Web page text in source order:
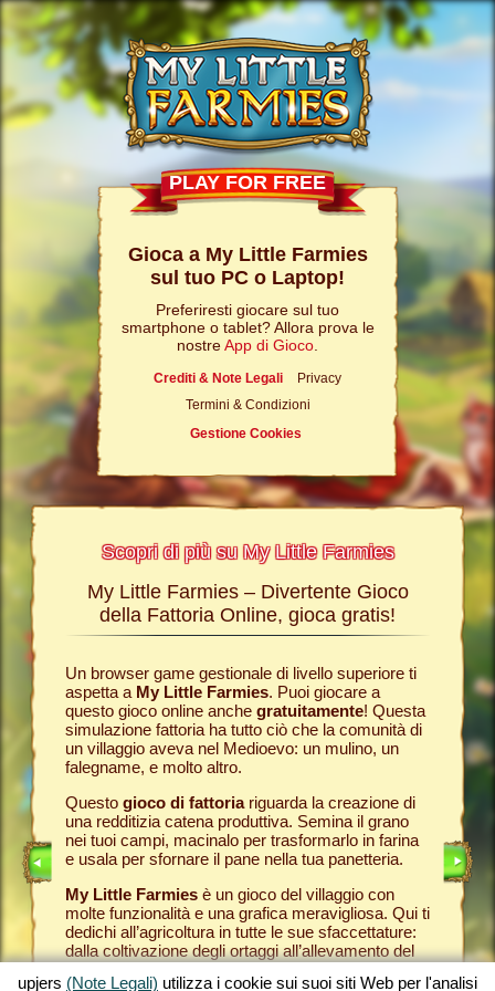
PLAY FOR FREE
Gioca a My Little Farmies
sul tuo PC o Laptop!
Preferiresti giocare sul tuo
smartphone o tablet? Allora prova le
nostreApp di Gioco
Crediti & Note Legali
Privacy
Termini & Condizioni
Gestione Cookies
Scopri di più su My Little Farmies
Nelle
nostro
sui
My Little Farmies – Divertente Gioco
della Fattoria Online, gioca gratis!
Un browser game gestionale di livello superiore ti
aspetta a My Little Farmies. Puoi giocare a
questo gioco online anche gratuitamente! Questa
simulazione fattoria ha tutto ciò che la comunità di
un villaggio aveva nel Medioevo: un mulino, un
falegname, e molto altro.
Questo gioco di fattoriariguarda la creazione di
una redditizia catena produttiva. Semina il grano
nei tuoi campi, macinalo per trasformarlo in farina
e usala per sfornare il pane nella tua panetteria.
My Little Farmiesè un gioco del villaggio con
molte funzionalità e una grafica meravigliosa. Qui ti
dedichi all’agricoltura in tutte le sue sfaccettature:
dalla coltivazione degli ortaggi all’allevamento del
Tutto
nella
Per
nella
Come
ti
che
gran
creato
My
gioco
upjers (Note Legali) utilizza i cookie sui suoi siti Web per l'analisi